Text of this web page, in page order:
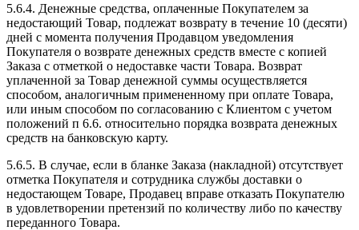
5.6.4. Денежные средства, оплаченные Покупателем за
недостающий Товар, подлежат возврату в течение 10 (десяти)
дней с момента получения Продавцом уведомления
Покупателя о возврате денежных средств вместе с копией
Заказа с отметкой о недоставке части Товара. Возврат
уплаченной за Товар денежной суммы осуществляется
способом, аналогичным примененному при оплате Товара,
или иным способом по согласованию с Клиентом с учетом
положений п 6.6. относительно порядка возврата денежных
средств на банковскую карту.
5.6.5. В случае, если в бланке Заказа (накладной) отсутствует
отметка Покупателя и сотрудника службы доставки о
недостающем Товаре, Продавец вправе отказать Покупателю
в удовлетворении претензий по количеству либо по качеству
переданного Товара.